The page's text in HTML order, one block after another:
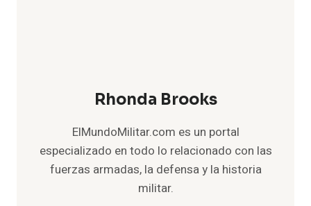
Rhonda Brooks
ElMundoMilitar.com es un portal
especializado en todo lo relacionado con las
fuerzas armadas, la defensa y la historia
militar.